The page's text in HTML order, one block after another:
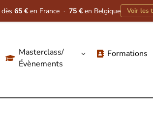
dès 65 € en France · 75 € en Belgique Voir les

Masterclass/
Évènements
3  Formations